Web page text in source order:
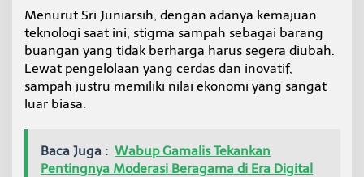
s
i
s
T
e
k
n
g
i
Menurut Sri Juniarsih, dengan adanya kemajuan
teknologi saat ini, stigma sampah sebagai barang
buangan yang tidak berharga harus segera diubah.
Lewat pengelolaan yang cerdas dan inovatif,
sampah justru memiliki nilai ekonomi yang sangat
luar biasa.
Baca Juga : Wabup Gamalis Tekankan
Pentingnya Moderasi Beragama di Era Digital